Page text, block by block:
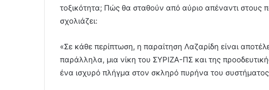
τοξικότητα; Πώς θα σταθούν από αύριο απέναντι στους
σχολιάζει:
«Σε κάθε περίπτωση, η παραίτηση Λαζαρίδη είναι
παράλληλα, μια νίκη του ΣΥΡΙΖΑ-ΠΣ και της
ένα ισχυρό πλήγμα στον σκληρό πυρήνα του